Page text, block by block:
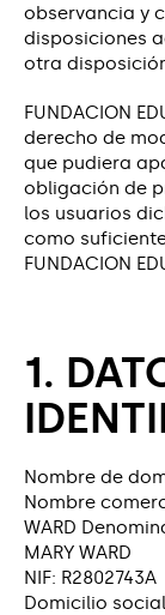
observancia y
disposiciones
otra
FUNDACION
derecho de
que pudiera
obligación de
los usuarios
como
FUNDACION
1.
Nombre de
Nombre
WARD
MARY WARD
NIF: R2802743A
Domicilio